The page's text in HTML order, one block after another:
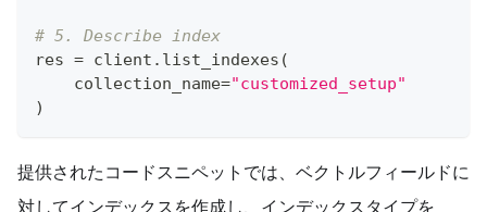
# 5. Describe index
res = client . list_indexes (
    collection_name
="customized_setup"
)
提供されたコードスニペットでは、ベクトルフィールドに
対してインデックスを作成し、インデックスタイプを